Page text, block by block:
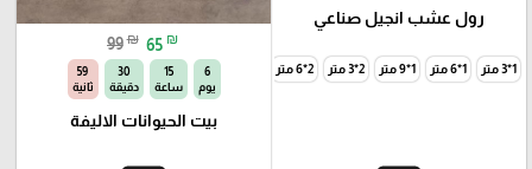
رول عشب انجيل صناعي
1*3 متر 1*6 متر 1*9 متر 2*3 متر 2*6 متر
99 ₪ 65 ₪
6
يوم
15
ساعة
30
دقيقة
56
ثانية
بيت الحيوانات الاليفة